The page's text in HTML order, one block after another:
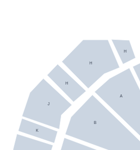
A
B
H
H
H
J
K